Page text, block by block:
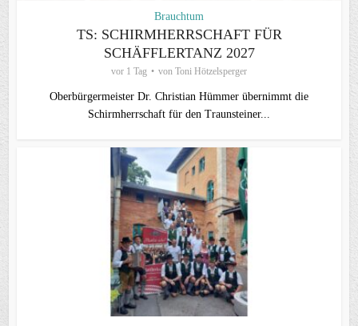
Brauchtum
TS: SCHIRMHERRSCHAFT FÜR
SCHÄFFLERTANZ 2027
vor 1 Tag von Toni Hötzelsperger
Oberbürgermeister Dr. Christian Hümmer übernimmt die
Schirmherrschaft für den Traunsteiner...